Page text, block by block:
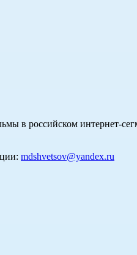
в российском интернет-
mdshvetsov@yandex.ru